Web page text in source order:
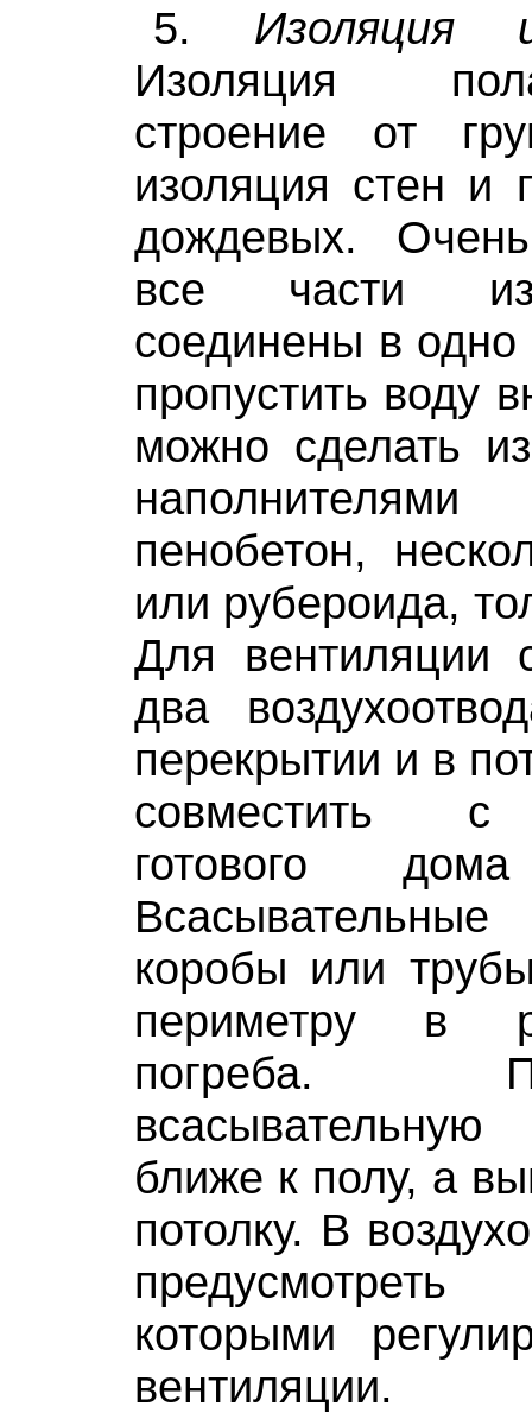
5. Изоляция
Изоляция
строение от
изоляция стен и
дождевых.
все части
соединены в
пропустить воду
можно сделать
пенобетон,
или рубероида,
Для вентиляции
два
перекрытии и в
совместить с
готового
коробы или
периметру в
погреба.
ближе к полу, а
потолку. В
предусмотреть
которыми
вентиляции.